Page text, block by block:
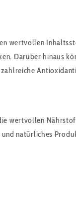
wertvollen
Darüber hinaus
wertvollen
natürliches